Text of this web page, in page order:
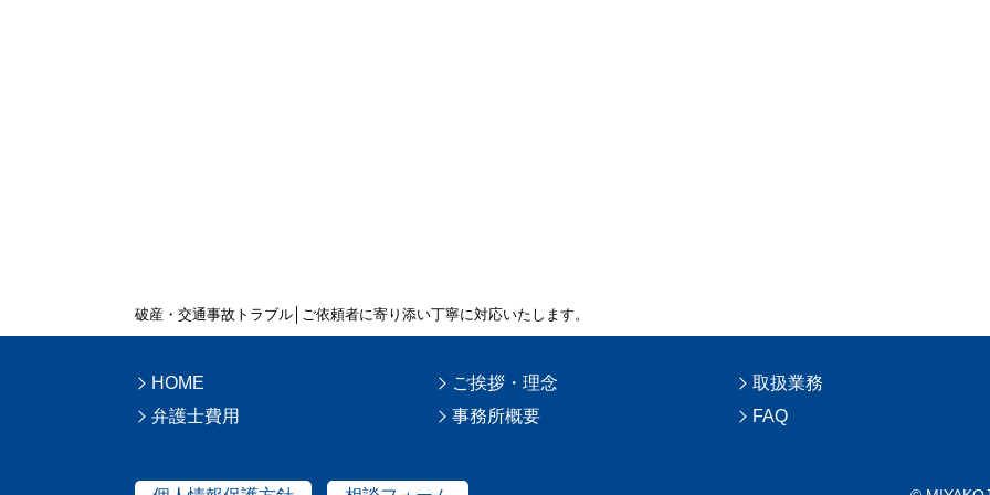
破産・交通事故トラブル│ご依頼者に寄り添い丁寧に対応いたします。
HOME ご挨拶・理念
取扱業務
弁護士費用
事務所概要 FAQ